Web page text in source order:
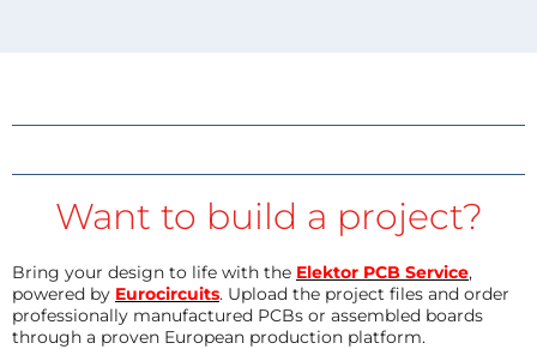
Want to build a project?
Bring your design to life with the Elektor PCB Service,
powered by Eurocircuits. Upload the project files and order
professionally manufactured PCBs or assembled boards
through a proven European production platform.